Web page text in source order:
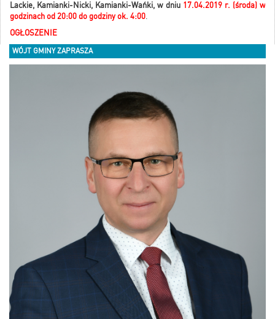
Lackie, Kamianki-Nicki, Kamianki-Wańki, w dniu 17.04.2019 r. (środa) w
godzinach od 20:00 do godziny ok. 4:00.
OGŁOSZENIE
WÓJT GMINY ZAPRASZA